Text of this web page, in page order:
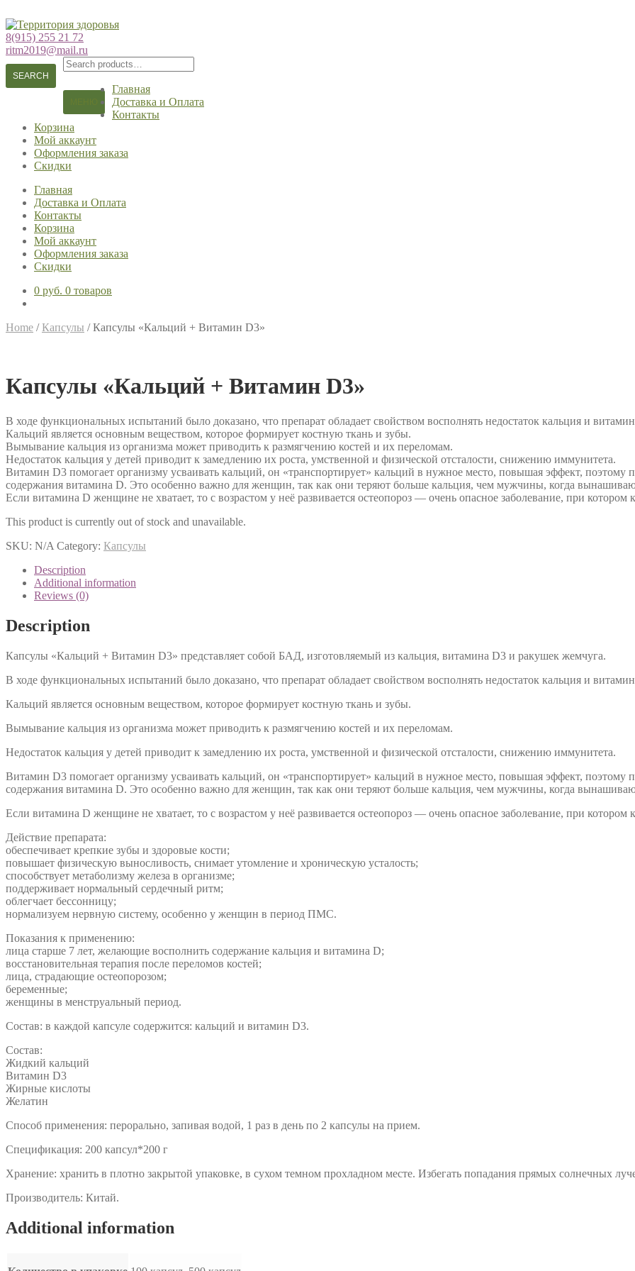
Перейти
к
навигации
Перейти
к
содержимому
8(915) 255 21 72
ritm2019@mail.ru
Search
for:
SEARCH
Главная
Доставка и Оплата
Контакты
Корзина
Мой аккаунт
Оформления заказа
Скидки
Главная
Доставка и Оплата
Контакты
Корзина
Мой аккаунт
Оформления заказа
Скидки
0 руб. 0 товаров
Home / Капсулы /Капсулы «Кальций + Витамин D3»
Капсулы «Кальций + Витамин D3»
В ходе функциональных испытаний было доказано, что препарат обладает свойством восполнять недостаток кальция и
Кальций является основным веществом, которое формирует костную ткань и зубы.
Вымывание кальция из организма может приводить к размягчению костей и их переломам.
Недостаток кальция у детей приводит к замедлению их роста, умственной и физической отсталости, снижению иммунитета.
Витамин D3 помогает организму усваивать кальций, он «транспортирует» кальций в нужное место, повышая эффект, поэтому
содержания витамина D. Это особенно важно для женщин, так как они теряют больше кальция, чем мужчины, когда
Если витамина D женщине не хватает, то с возрастом у неё развивается остеопороз — очень опасное заболевание, при котором
This product is currently out of stock and unavailable.
SKU: N/A Category: Капсулы
Description
Additional information
Reviews (0)
Description
Капсулы «Кальций + Витамин D3» представляет собой БАД, изготовляемый из кальция, витамина D3 и ракушек жемчуга.
В ходе функциональных испытаний было доказано, что препарат обладает свойством восполнять недостаток кальция и
Кальций является основным веществом, которое формирует костную ткань и зубы.
Вымывание кальция из организма может приводить к размягчению костей и их переломам.
Недостаток кальция у детей приводит к замедлению их роста, умственной и физической отсталости, снижению иммунитета.
Витамин D3 помогает организму усваивать кальций, он «транспортирует» кальций в нужное место, повышая эффект, поэтому
содержания витамина D. Это особенно важно для женщин, так как они теряют больше кальция, чем мужчины, когда
Если витамина D женщине не хватает, то с возрастом у неё развивается остеопороз — очень опасное заболевание, при котором
Действие препарата:
обеспечивает крепкие зубы и здоровые кости;
повышает физическую выносливость, снимает утомление и хроническую усталость;
способствует метаболизму железа в организме;
поддерживает нормальный сердечный ритм;
облегчает бессонницу;
нормализуем нервную систему, особенно у женщин в период ПМС.
Показания к применению:
лица старше 7 лет, желающие восполнить содержание кальция и витамина D;
восстановительная терапия после переломов костей;
лица, страдающие остеопорозом;
беременные;
женщины в менструальный период.
Состав: в каждой капсуле содержится: кальций и витамин D3.
Состав:
Жидкий кальций
Витамин D3
Жирные кислоты
Желатин
Способ применения: перорально, запивая водой, 1 раз в день по 2 капсулы на прием.
Спецификация: 200 капсул*200 г
Хранение: хранить в плотно закрытой упаковке, в сухом темном прохладном месте. Избегать попадания прямых солнечных
Производитель: Китай.
Additional information